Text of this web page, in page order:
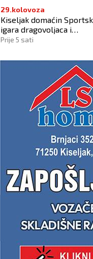
29.kolovoza
Kiseljak domaćin
igara dragovoljaca i
veterana HVO-a ŽSB i
Prije 5 sati